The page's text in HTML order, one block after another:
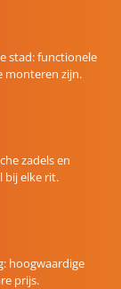
stad: functionele
monteren zijn.
zadels en
bij elke rit.
hoogwaardige
prijs.